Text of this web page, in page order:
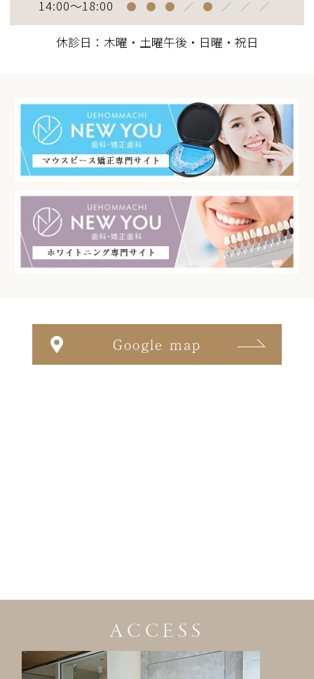
14:00～18:00 ● ● ● ／ ● ／ ／ ／
休診日：木曜・土曜午後・日曜・祝日
Google map
ACCESS